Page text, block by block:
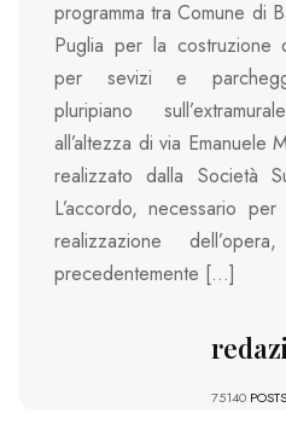
programma tra Comune di
Puglia per la costruzione
per sevizi e
pluripiano
all’altezza di via Emanuele
realizzato dalla Società
L’accordo, necessario
realizzazione
precedentemente […]
75140 POSTS